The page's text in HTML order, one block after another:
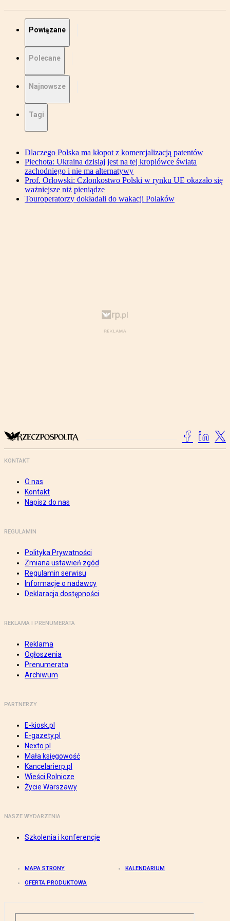
Powiązane
Polecane
Najnowsze
Tagi
Dlaczego Polska ma kłopot z komercjalizacją patentów
Piechota: Ukraina dzisiaj jest na tej kroplówce świata
zachodniego i nie ma alternatywy
Prof. Orłowski: Członkostwo Polski w rynku UE okazało się
ważniejsze niż pieniądze
Touroperatorzy dokładali do wakacji Polaków
KONTAKT
O nas
Kontakt
Napisz do nas
REGULAMIN
Polityka Prywatności
Zmiana ustawień zgód
Regulamin serwisu
Informacje o nadawcy
Deklaracja dostępności
REKLAMA I PRENUMERATA
Reklama
Ogłoszenia
Prenumerata
Archiwum
PARTNERZY
E-kiosk.pl
E-gazety.pl
Nexto.pl
Mała księgowość
Kancelarierp.pl
Wieści Rolnicze
Życie Warszawy
NASZE WYDARZENIA
Szkolenia i konferencje
MAPA STRONY KALENDARIUM
OFERTA PRODUKTOWA